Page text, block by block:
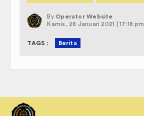
By Operator Website
Kamis, 28 Januari 2021 | 17:18 pm
TAGS : Berita